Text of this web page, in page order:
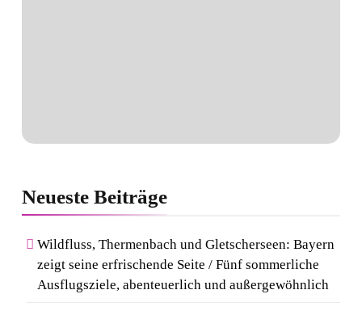
Neueste Beiträge
Wildfluss, Thermenbach und Gletscherseen: Bayern
zeigt seine erfrischende Seite / Fünf sommerliche
Ausflugsziele, abenteuerlich und außergewöhnlich